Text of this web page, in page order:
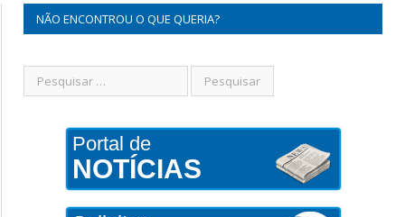
NÃO ENCONTROU O QUE QUERIA?
Portal de
NOTÍCIAS